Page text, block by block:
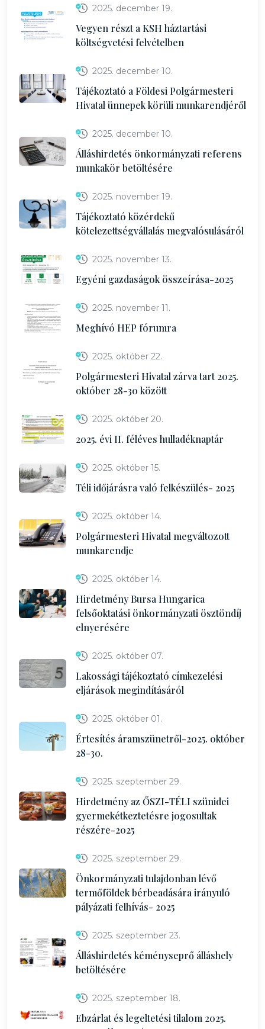
2025. december 19.
Vegyen részt a KSH háztartási
költségvetési felvételben
2025. december 10.
Tájékoztató a Földesi Polgármesteri
Hivatal ünnepek körüli munkarendjéről
2025. december 10.
Álláshirdetés önkormányzati referens
munkakör betöltésére
2025. november 19.
Tájékoztató közérdekű
kötelezettségvállalás megvalósulásáról
2025. november 13.
Egyéni gazdaságok összeírása-2025
2025. november 11.
Meghívó HEP fórumra
2025. október 22.
Polgármesteri Hivatal zárva tart 2025.
október 28-30 között
2025. október 20.
2025. évi II. féléves hulladéknaptár
2025. október 15.
Téli időjárásra való felkészülés- 2025
2025. október 14.
Polgármesteri Hivatal megváltozott
munkarendje
2025. október 14.
Hirdetmény Bursa Hungarica
felsőoktatási önkormányzati ösztöndíj
elnyerésére
2025. október 07.
Lakossági tájékoztató címkezelési
eljárások megindításáról
2025. október 01.
Értesítés áramszünetről-2025. október
28-30.
2025. szeptember 29.
Hirdetmény az ŐSZI-TÉLI szünidei
gyermekétkeztetésre jogosultak
részére-2025
2025. szeptember 29.
Önkormányzati tulajdonban lévő
termőföldek bérbeadására irányuló
pályázati felhívás- 2025
2025. szeptember 23.
Álláshirdetés kéményseprő álláshely
betöltésére
2025. szeptember 18.
Ebzárlat és legeltetési tilalom 2025.